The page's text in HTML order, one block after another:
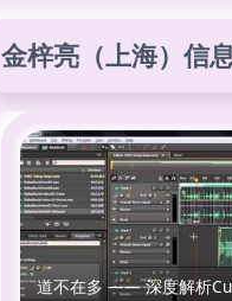
金梓亮（上海）信
道不在多 —— 深度解析